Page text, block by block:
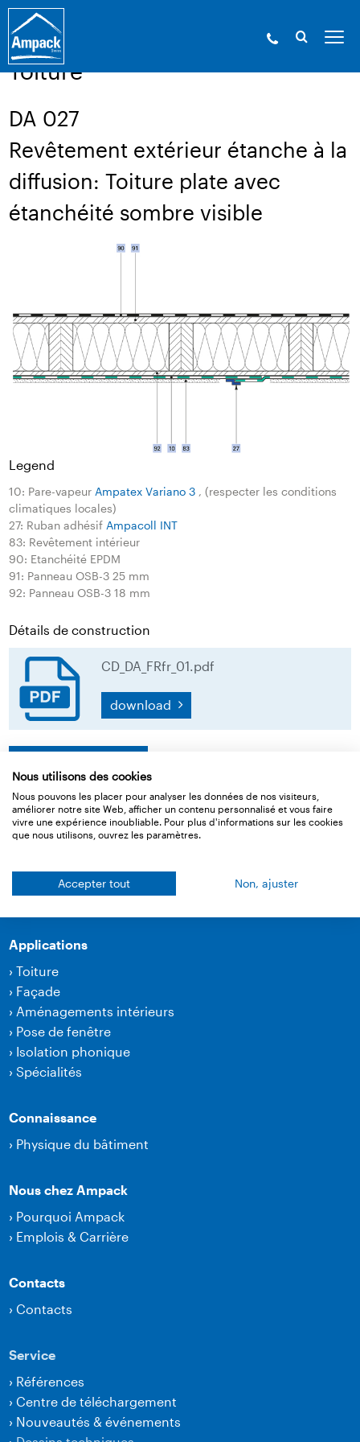
Ampack - Les experts de l’enveloppe du bâtiment. Depuis
1946.»Service
Toiture
DA 027
Revêtement extérieur étanche à la
diffusion: Toiture plate avec
étanchéité sombre visible
Legend
10: Pare-vapeur Ampatex Variano 3 , (respecter les conditions
climatiques locales)
27: Ruban adhésif Ampacoll INT
83: Revêtement intérieur
90: Etanchéité EPDM
91: Panneau OSB-3 25 mm
92: Panneau OSB-3 18 mm
Détails de construction
CD_DA_FRfr_01.pdf
download
Produits
Technique de collage et accessoires
›Produits pour l'isolation phonique
Applications
›Toiture
› Façade
› Aménagements intérieurs
› Pose de fenêtre
› Isolation phonique
›Spécialités
Connaissance
› Physique du bâtiment
Nous chez Ampack
› Pourquoi Ampack
› Emplois & Carrière
Contacts
›Contacts
Service
› Références
›Centre de téléchargement
› Nouveautés & événements
Nous utilisons des cookies
Nous pouvons les placer pour analyser les données de nos visiteurs,
améliorer notre site Web, afficher un contenu personnalisé et vous faire
vivre une expérience inoubliable. Pour plus d'informations sur les cookies
que nous utilisons, ouvrez les paramètres.
Accepter tout Non, ajuster